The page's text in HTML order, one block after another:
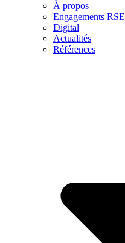
À propos
Engagements RSE
Digital
Actualités
Références